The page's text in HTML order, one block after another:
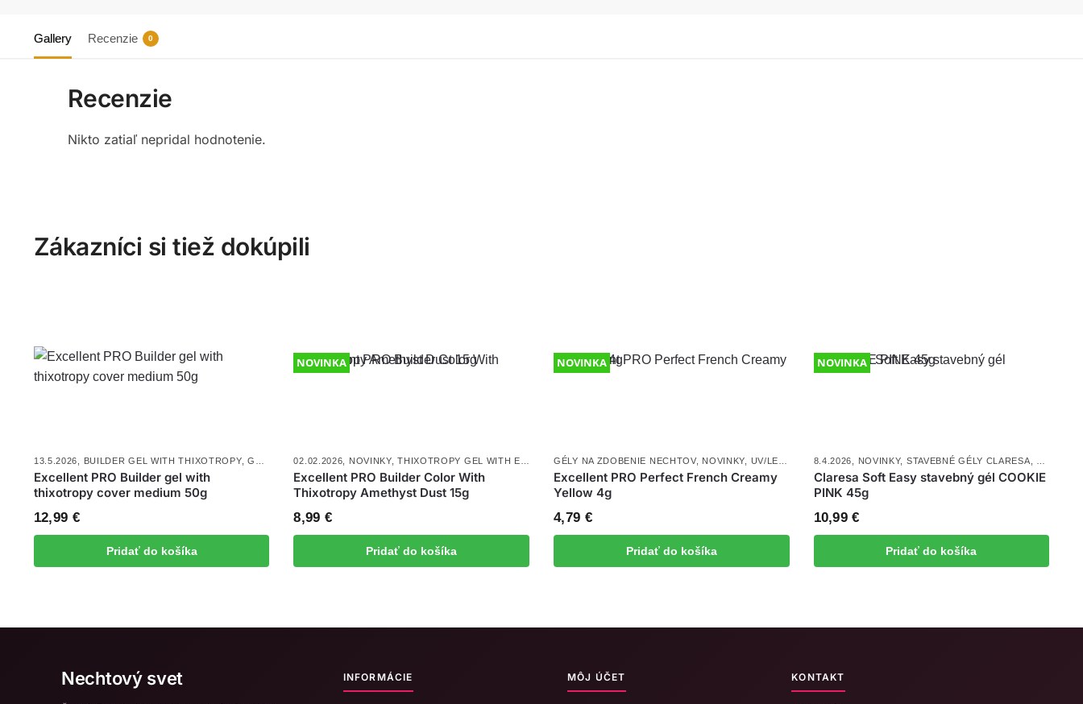
Gallery Recenzie 0
Recenzie
Nikto zatiaľ nepridal hodnotenie.
Zákazníci si tiež dokúpili
13.5.2026 BUILDER GEL WITH THIXOTROPY, GÉLY EXCELLENT PRO ,NOVINKY, UV/LED GÉLY
Excellent PRO Builder gel with
thixotropy cover medium 50g
12,99 €
Pridať do košíka
NOVINKA
02.02.2026 NOVINKY,THIXOTROPY GEL WITH EFFECT ,UV/LED GÉLY
Excellent PRO Builder Color With
Thixotropy Amethyst Dust 15g
8,99 €
Pridať do košíka
NOVINKA
GÉLY NA ZDOBENIE NECHTOV, NOVINKY UV/LED GÉLY
Excellent PRO Perfect French Creamy
Yellow 4g
4,79 €
Pridať do košíka
NOVINKA
8.4.2026 NOVINKY, STAVEBNÉ GÉLY CLARESA
Claresa Soft Easy stavebný gél COOKIE
PINK 45g
10,99€
Pridať do košíka
Nechtový svet INFORMÁCIE MÔJ ÚČET KONTAKT